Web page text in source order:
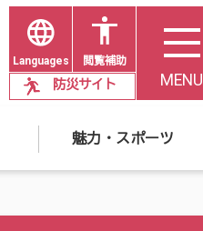
Languages 閲覧補助
防災サイト MENU
魅力・スポーツ